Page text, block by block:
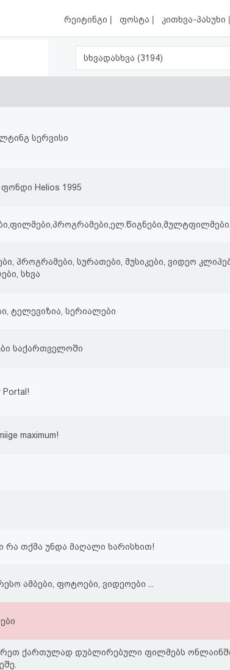
რეიტინგი | ფოსტა | კითხვა-პასუხი |
სხვადასხვა (3194)
სერვისი
Helios 1995
პროგრამები, სურათები, მუსიკები, ვიდეო
სხვა
ტელევიზია, სერიალები
საქართველოში
Portal!
maximum!
რა თქმა უნდა მაღალი ხარისხით!
ამბები, ფოტოები, ვიდეოები ...
ქართულად დუბლირებული ფილმებს